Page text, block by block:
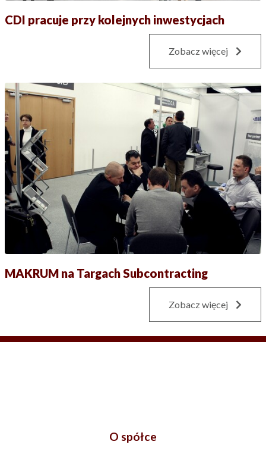
CDI pracuje przy kolejnych inwestycjach
Zobacz więcej
MAKRUM na Targach Subcontracting
Zobacz więcej
O spółce